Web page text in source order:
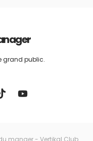
grand public.
manaer - Vertikal Club